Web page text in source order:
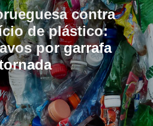
contra
de plástico:
por garrafa